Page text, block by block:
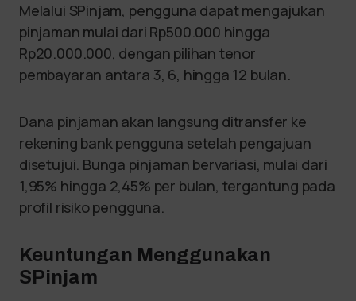
Melalui SPinjam, pengguna dapat mengajukan
pinjaman mulai dari Rp500.000 hingga
Rp20.000.000, dengan pilihan tenor
pembayaran antara 3, 6, hingga 12 bulan.
Dana pinjaman akan langsung ditransfer ke
rekening bank pengguna setelah pengajuan
disetujui. Bunga pinjaman bervariasi, mulai dari
1,95% hingga 2,45% per bulan, tergantung pada
profil risiko pengguna.
Keuntungan Menggunakan
SPinjam